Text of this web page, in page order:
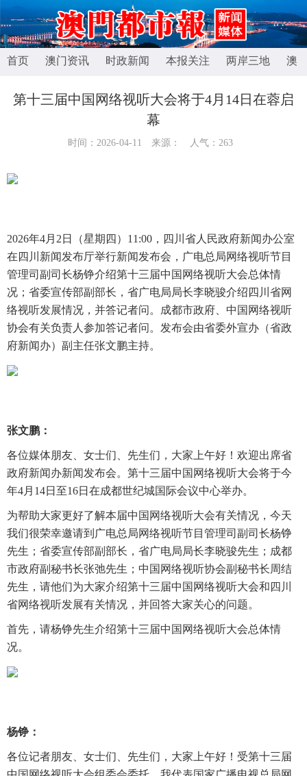
首页 澳门资讯 时政新闻 本报关注 两岸三地 澳
第十三届中国网络视听大会将于4月14日在蓉启
幕
时间：2026-04-11 来源： 人气： 263
2026年4月2日（星期四）11:00，四川省人民政府新闻办公室
在四川新闻发布厅举行新闻发布会，广电总局网络视听节目
管理司副司长杨铮介绍第十三届中国网络视听大会总体情
况；省委宣传部副部长，省广电局局长李晓骏介绍四川省网
络视听发展情况，并答记者问。成都市政府、中国网络视听
协会有关负责人参加答记者问。发布会由省委外宣办（省政
府新闻办）副主任张文鹏主持。
张文鹏：
各位媒体朋友、女士们、先生们，大家上午好！欢迎出席省
政府新闻办新闻发布会。第十三届中国网络视听大会将于今
年4月14日至16日在成都世纪城国际会议中心举办。
为帮助大家更好了解本届中国网络视听大会有关情况，今天
我们很荣幸邀请到广电总局网络视听节目管理司副司长杨铮
先生；省委宣传部副部长，省广电局局长李晓骏先生；成都
市政府副秘书长张弛先生；中国网络视听协会副秘书长周结
先生，请他们为大家介绍第十三届中国网络视听大会和四川
省网络视听发展有关情况，并回答大家关心的问题。
首先，请杨铮先生介绍第十三届中国网络视听大会总体情
况。
杨铮：
各位记者朋友、女士们、先生们，大家上午好！受第十三届